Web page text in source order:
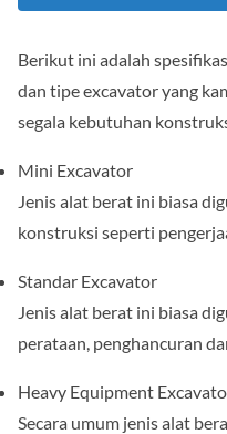
Berikut ini adalah
dan tipe excavator yang
segala kebutuhan
Mini Excavator
Jenis alat berat ini biasa
konstruksi seperti
Standar Excavator
Jenis alat berat ini biasa
perataan, penghancuran
Heavy Equipment
Secara umum jenis alat